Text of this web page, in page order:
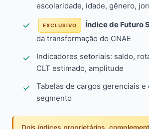
escolaridade, idade, gênero,
EXCLUSIVO Índice de Futuro
da transformação do CNAE
Indicadores setoriais: saldo,
CLT estimado, amplitude
Tabelas de cargos gerenciais
segmento
Dois índices proprietários,